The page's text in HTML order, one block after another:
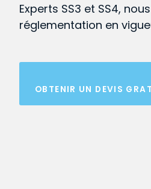
Experts SS3 et SS4,
réglementation en
OBTENIR UN DEVIS